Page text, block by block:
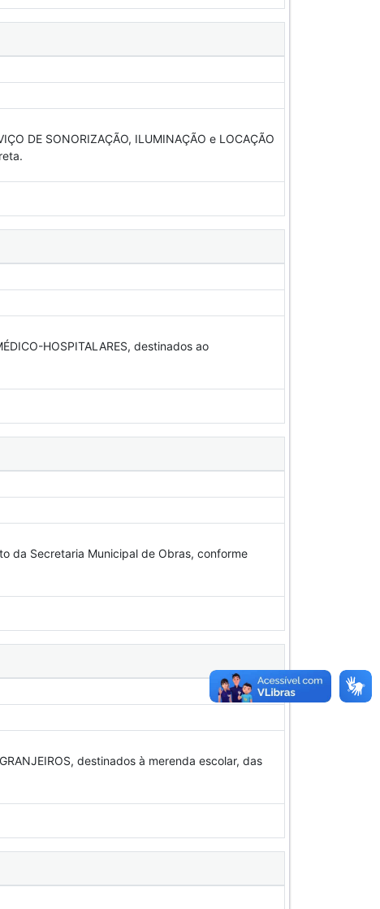
DE SONORIZAÇÃO, ILUMINAÇÃO e LOCAÇÃO
HOSPITALARES, destinados ao
da Secretaria Municipal de Obras, conforme
destinados à merenda escolar, das